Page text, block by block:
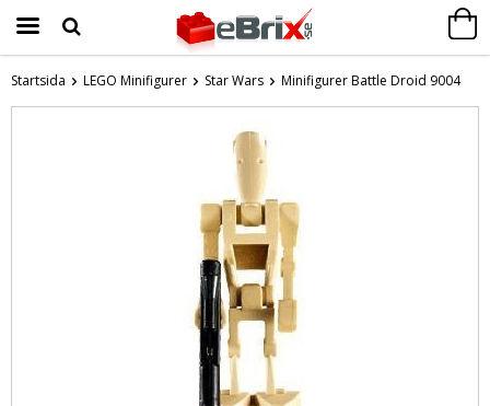
Startsida LEGO Minifigurer Star Wars Minifigurer Battle Droid 9004